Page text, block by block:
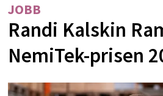
JOBB
Randi Kalskin
NemiTek-prisen